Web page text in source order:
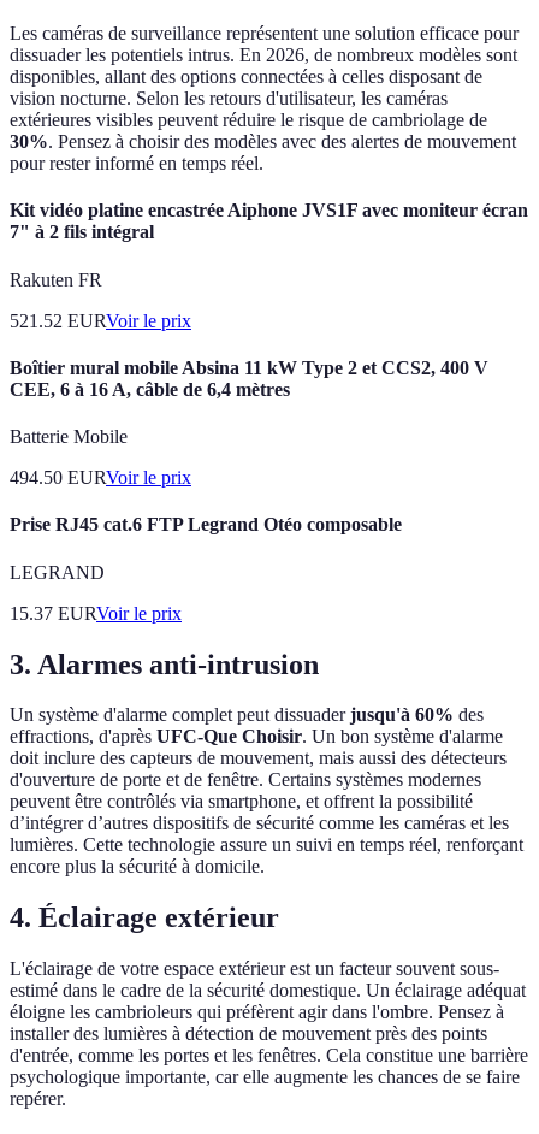
Les caméras de surveillance représentent une solution efficace pour
dissuader les potentiels intrus. En 2026, de nombreux modèles sont
disponibles, allant des options connectées à celles disposant de
vision nocturne. Selon les retours d'utilisateur, les caméras
extérieures visibles peuvent réduire le risque de cambriolage de
30%. Pensez à choisir des modèles avec des alertes de mouvement
pour rester informé en temps réel.
Kit vidéo platine encastrée Aiphone JVS1F avec moniteur écran
7" à 2 fils intégral
Rakuten FR
521.52 EURVoir le prix
Boîtier mural mobile Absina 11 kW Type 2 et CCS2, 400 V
CEE, 6 à 16 A, câble de 6,4 mètres
Batterie Mobile
494.50 EURVoir le prix
Prise RJ45 cat.6 FTP Legrand Otéo composable
LEGRAND
15.37 EURVoir le prix
3. Alarmes anti-intrusion
Un système d'alarme complet peut dissuaderjusqu'à 60% des
effractions, d'après UFC-Que Choisir. Un bon système d'alarme
doit inclure des capteurs de mouvement, mais aussi des détecteurs
d'ouverture de porte et de fenêtre. Certains systèmes modernes
peuvent être contrôlés via smartphone, et offrent la possibilité
d’intégrer d’autres dispositifs de sécurité comme les caméras et les
lumières. Cette technologie assure un suivi en temps réel, renforçant
encore plus la sécurité à domicile.
4. Éclairage extérieur
L'éclairage de votre espace extérieur est un facteur souvent sous-
estimé dans le cadre de la sécurité domestique. Un éclairage adéquat
éloigne les cambrioleurs qui préfèrent agir dans l'ombre. Pensez à
installer des lumières à détection de mouvement près des points
d'entrée, comme les portes et les fenêtres. Cela constitue une barrière
psychologique importante, car elle augmente les chances de se faire
repérer.